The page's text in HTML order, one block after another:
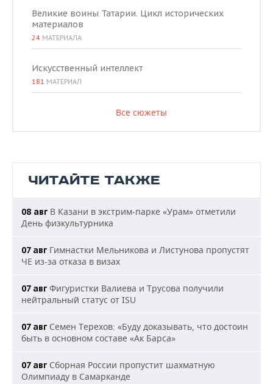
Великие воины Татарии. Цикл исторических
материалов
24 МАТЕРИАЛА
Искусственный интеллект
181 МАТЕРИАЛ
Все сюжеты
ЧИТАЙТЕ ТАКЖЕ
08 авг В Казани в экстрим-парке «Урам» отметили
День физкультурника
07 авг Гимнастки Мельникова и Листунова пропустят
ЧЕ из-за отказа в визах
07 авг Фигуристки Валиева и Трусова получили
нейтральный статус от ISU
07 авг Семен Терехов: «Буду доказывать, что достоин
быть в основном составе «Ак Барса»
07 авг Сборная России пропустит шахматную
Олимпиаду в Самарканде